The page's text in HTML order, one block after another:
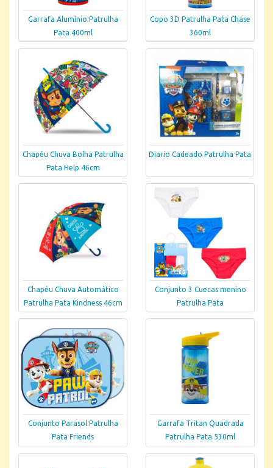
Garrafa Alumínio Patrulha
Pata 400ml
Copo 3D Patrulha Pata Chase
360ml
Chapéu Chuva Bolha Patrulha
Pata Help 46cm
Diario Cadeado Patrulha Pata
Chapéu Chuva Automático
Patrulha Pata Kindness 46cm
Conjunto 3 Cuecas menino
Patrulha Pata
Conjunto Parasol Patrulha
Pata Friends
Garrafa Tritan Quadrada
Patrulha Pata 530ml